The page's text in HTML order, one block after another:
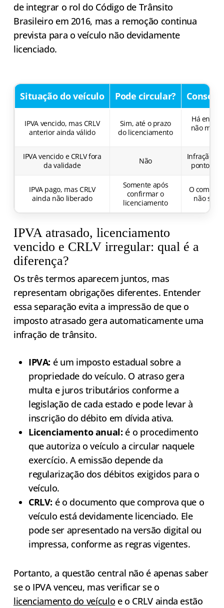
de integrar o rol do Código de Trânsito
Brasileiro em 2016, mas a remoção continua
prevista para o veículo não devidamente
licenciado.
Situação do veículo Pode circular?
IPVA vencido, mas CRLV
anterior ainda válido
Sim, até o prazo
do licenciamento
Há
não
IPVA vencido e CRLV fora
da validade
Não
Infração
pontos e
IPVA pago, mas CRLV
ainda não liberado
Somente após
confirmar o
licenciamento
O
não
IPVA atrasado, licenciamento
vencido e CRLV irregular: qual é a
diferença?
Os três termos aparecem juntos, mas
representam obrigações diferentes. Entender
essa separação evita a impressão de que o
imposto atrasado gera automaticamente uma
infração de trânsito.
IPVA: é um imposto estadual sobre a
propriedade do veículo. O atraso gera
multa e juros tributários conforme a
legislação de cada estado e pode levar à
inscrição do débito em dívida ativa.
Licenciamento anual: é o procedimento
que autoriza o veículo a circular naquele
exercício. A emissão depende da
regularização dos débitos exigidos para o
veículo.
CRLV: é o documento que comprova que o
veículo está devidamente licenciado. Ele
pode ser apresentado na versão digital ou
impressa, conforme as regras vigentes.
Portanto, a questão central não é apenas saber
se o IPVA venceu, mas verificar se o
licenciamento do veículo e o CRLV ainda estão